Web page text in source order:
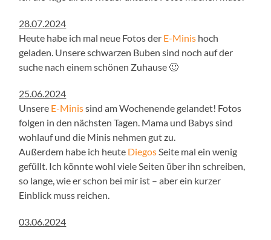
28.07.2024
Heute habe ich mal neue Fotos der E-Minis hoch
geladen. Unsere schwarzen Buben sind noch auf der
suche nach einem schönen Zuhause 🙂
25.06.2024
Unsere E-Minissind am Wochenende gelandet! Fotos
folgen in den nächsten Tagen. Mama und Babys sind
wohlauf und die Minis nehmen gut zu.
Außerdem habe ich heute Diegos Seite mal ein wenig
gefüllt. Ich könnte wohl viele Seiten über ihn schreiben,
so lange, wie er schon bei mir ist – aber ein kurzer
Einblick muss reichen.
03.06.2024